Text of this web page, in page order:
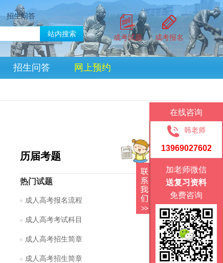
招生问答
成考试题 成考报名
招生问答 网上预约
历届考题
热门试题
成人高考报名流程
成人高考考试科目
成人高考招生简章
成人高考招生简章
在线咨询
韩老师
13969027602
加老师微信
送复习资料
免费咨询